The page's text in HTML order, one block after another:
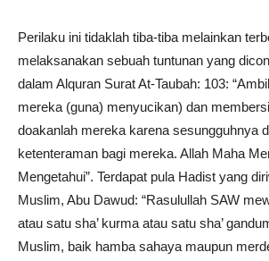
Perilaku ini tidaklah tiba-tiba melainkan
melaksanakan sebuah tuntunan yang
dalam Alquran Surat At-Taubah: 103:
mereka (guna) menyucikan) dan
doakanlah mereka karena sesungguhnya
ketenteraman bagi mereka. Allah Maha
Mengetahui”. Terdapat pula Hadist yang
Muslim, Abu Dawud: “Rasulullah SAW
atau satu sha’ kurma atau satu sha’
Muslim, baik hamba sahaya maupun